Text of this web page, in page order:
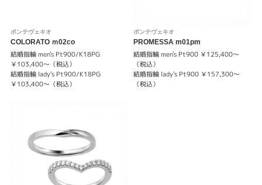
ポンテヴェキオ
COLORATO ｍ02co
結婚指輪 men's Pt900/K18PG
￥103,400～（税込）
結婚指輪 lady's Pt900/K18PG
￥103,400～（税込）
ポンテヴェキオ
PROMESSA m01pm
結婚指輪 men's Pt900 ￥125,400～
（税込）
結婚指輪 lady's Pt900 ￥157,300～
（税込）